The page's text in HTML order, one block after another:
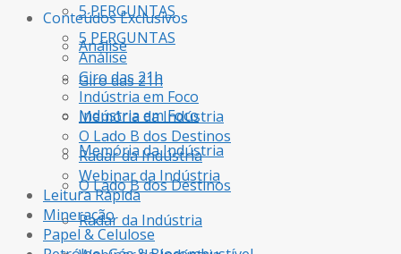
5 PERGUNTAS
Análise
Giro das 21h
Indústria em Foco
Memória da Indústria
O Lado B dos Destinos
Radar da Indústria
Conteúdos Exclusivos
5 PERGUNTAS
Análise
Giro das 21h
Indústria em Foco
Memória da Indústria
O Lado B dos Destinos
Radar da Indústria
Webinar da Indústria
Leitura Rápida
Mineração
Papel & Celulose